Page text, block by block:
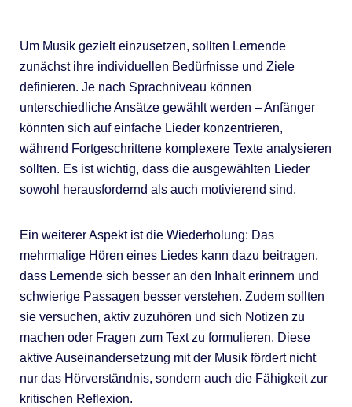
Um Musik gezielt einzusetzen, sollten Lernende
zunächst ihre individuellen Bedürfnisse und Ziele
definieren. Je nach Sprachniveau können
unterschiedliche Ansätze gewählt werden – Anfänger
könnten sich auf einfache Lieder konzentrieren,
während Fortgeschrittene komplexere Texte analysieren
sollten. Es ist wichtig, dass die ausgewählten Lieder
sowohl herausfordernd als auch motivierend sind.
Ein weiterer Aspekt ist die Wiederholung: Das
mehrmalige Hören eines Liedes kann dazu beitragen,
dass Lernende sich besser an den Inhalt erinnern und
schwierige Passagen besser verstehen. Zudem sollten
sie versuchen, aktiv zuzuhören und sich Notizen zu
machen oder Fragen zum Text zu formulieren. Diese
aktive Auseinandersetzung mit der Musik fördert nicht
nur das Hörverständnis, sondern auch die Fähigkeit zur
kritischen Reflexion.